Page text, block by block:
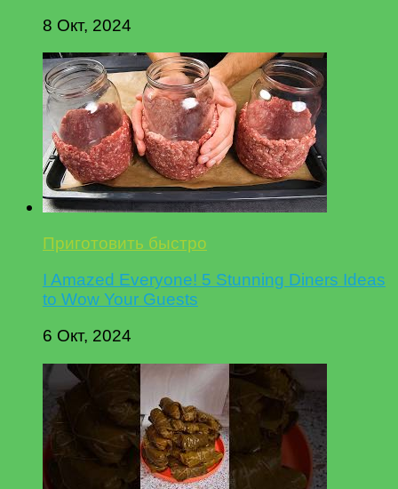
8 Окт, 2024
Приготовить быстро
I Amazed Everyone! 5 Stunning Diners Ideas
to Wow Your Guests
6 Окт, 2024